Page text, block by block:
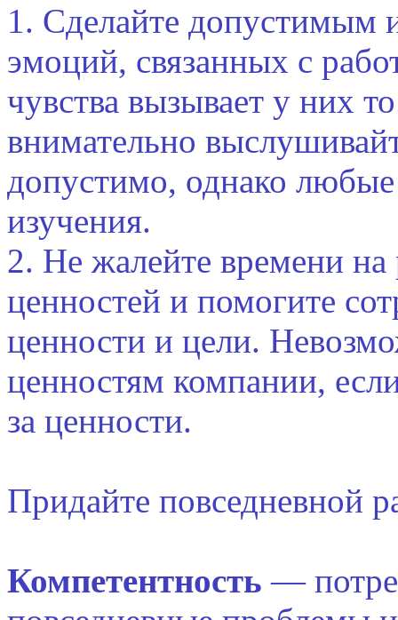
1. Сделайте допустимым
эмоций, связанных с
чувства вызывает у них
внимательно
допустимо, однако любые
изучения.
2. Не жалейте времени на
ценностей и помогите
ценности и цели.
ценностям компании,
за ценности.
Придайте повседневной
Компетентность —